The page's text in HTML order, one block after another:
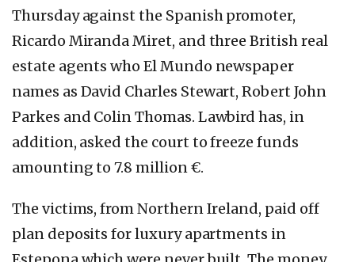
Thursday against the Spanish promoter,
Ricardo Miranda Miret, and three British real
estate agents who El Mundo newspaper
names as David Charles Stewart, Robert John
Parkes and Colin Thomas. Lawbird has, in
addition, asked the court to freeze funds
amounting to 7.8 million €.
The victims, from Northern Ireland, paid off
plan deposits for luxury apartments in